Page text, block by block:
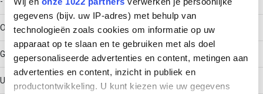
gegevens (bijv. uw IP-adres) met behulp van
technologieën zoals cookies om informatie op uw
apparaat op te slaan en te gebruiken met als doel
gepersonaliseerde advertenties en content, metingen aan
advertenties en content, inzicht in publiek en
productontwikkeling. U kunt kiezen wie uw gegevens
Oppervlaktebescherming
Gemenied
Uitvoeringsvorm sport